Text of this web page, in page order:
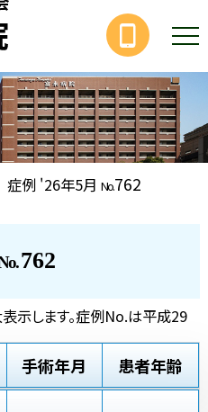
症例 '26年5月 No.762
762
示します。症例No.は平成29
手術年月 患者年齢